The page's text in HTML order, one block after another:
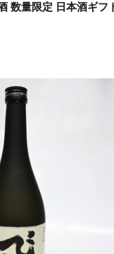
量限定 日本酒ギ